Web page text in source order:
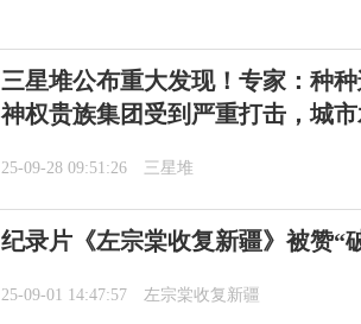
三星堆公布重大发现！专家：种
神权贵族集团受到严重打击，城
25-09-28 09:51:26 三星堆
纪录片《左宗棠收复新疆》被赞“
25-09-01 14:47:57 左宗棠收复新疆